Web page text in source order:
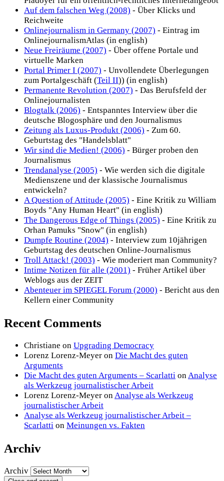
Auf dem falschen Weg (2008) - Über Klicks und
Reichweite
Onlinejournalism in Germany (2007) - Eintrag im
OnlinejournalismAtlas (in english)
Neue Freiräume (2007) - Über offene Portale und
virtuelle Marken
Portal Primer I (2007) - Unvollendete Überlegungen
zum Portalgeschäft (Teil II)) (in english)
Permanente Revolution (2007) - Das Berufsfeld der
Onlinejournalisten
Blogtalk (2006) - Entspanntes Interview über die
deutsche Blogosphäre und den Journalismus
Zeitung als Luxus-Produkt (2006) - Zum 60.
Geburtstag des "Handelsblatt"
Wir sind die Medien! (2006) - Bürger proben den
Journalismus
Trendanalyse (2005) - Wie werden sich die digitale
Medienszene und der klassische Journalismus
entwickeln?
A Question of Attitude (2005) - Eine Kritik zu William
Boyds "Any Human Heart" (in english)
The Dangerous Edge of Things (2005) - Eine Kritik zu
Orhan Pamuks "Snow" (in english)
Dumpfe Routine (2004) - Interview zum 10jährigen
Geburtstag des deutschen Online-Journalismus
Troll Attack! (2003) - Wie moderiert man Community?
Intime Notizen für alle (2001) - Früher Artikel über
Weblogs aus der ZEIT
Abenteuer im SPIEGEL Forum (2000) - Bericht aus den
Kellern einer Community
Recent Comments
Christiane on Upgrading Democracy
Lorenz Lorenz-Meyer on Die Macht des guten
Arguments
Die Macht des guten Arguments – Scarlatti on Analyse
als Werkzeug journalistischer Arbeit
Lorenz Lorenz-Meyer on Analyse als Werkzeug
journalistischer Arbeit
Analyse als Werkzeug journalistischer Arbeit –
Scarlatti on Meinungen vs. Fakten
Archiv
Archiv